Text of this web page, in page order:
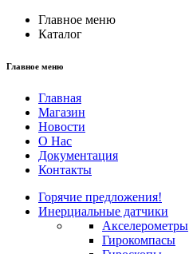
Главное меню
Каталог
Главное меню
Главная
Магазин
Новости
О Нас
Документация
Контакты
Горячие предложения!
Инерциальные датчики
Акселерометры
Гирокомпасы